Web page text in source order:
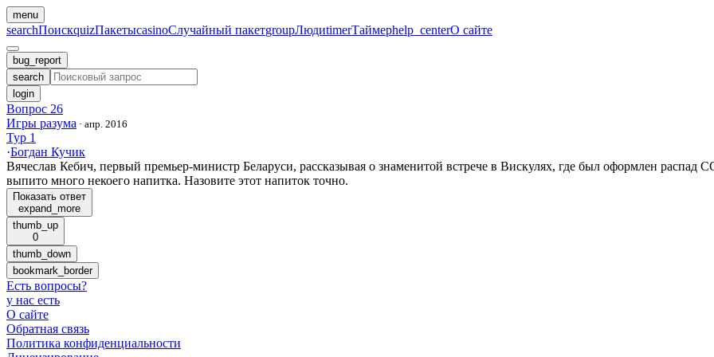
menu
searchПоискquizПакетыcasinoСлучайный пакетgroupЛюдиtimerТаймерhelp_centerО сайте
bug_report
search
login
Вопрос 26
Игры разума · апр. 2016
Тур 1
·Богдан Кучик
Вячеслав Кебич, первый премьер-министр Беларуси, рассказывая о знаменитой встрече в Вискулях, где был оформлен распад
выпито много некоего напитка. Назовите этот напиток точно.
Показать ответ
expand_more
thumb_up
0
thumb_down
bookmark_border
Есть вопросы?
у нас есть
О сайте
Обратная связь
Политика конфиденциальности